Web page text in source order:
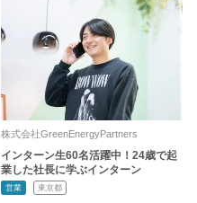
株式会社GreenEnergyPartners
インターン生60名活躍中！24歳で起
業した社長に学ぶインターン
営業 東京都